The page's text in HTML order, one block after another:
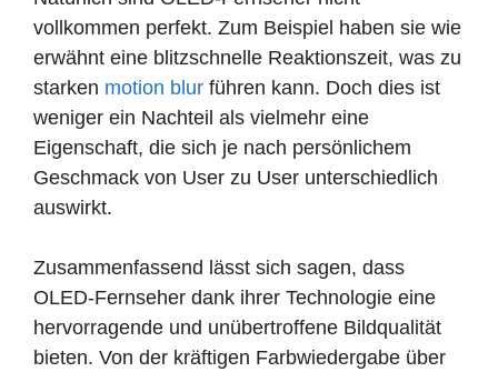
vollkommen perfekt. Zum Beispiel haben sie wie
erwähnt eine blitzschnelle Reaktionszeit, was zu
starken motion blur führen kann. Doch dies ist
weniger ein Nachteil als vielmehr eine
Eigenschaft, die sich je nach persönlichem
Geschmack von User zu User unterschiedlich
auswirkt.
Zusammenfassend lässt sich sagen, dass
OLED-Fernseher dank ihrer Technologie eine
hervorragende und unübertroffene Bildqualität
bieten. Von der kräftigen Farbwiedergabe über